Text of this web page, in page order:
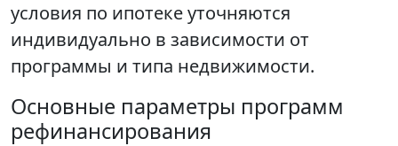
условия по ипотеке уточняются
индивидуально в зависимости от
программы и типа недвижимости.
Основные параметры программ
рефинансирования